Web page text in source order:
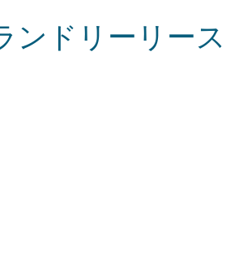
ンドリーリース